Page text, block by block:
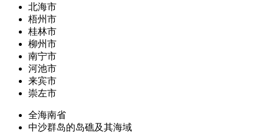
北海市
梧州市
桂林市
柳州市
南宁市
河池市
来宾市
崇左市
全海南省
中沙群岛的岛礁及其海域